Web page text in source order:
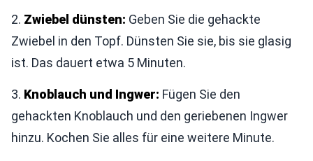
2. Zwiebel dünsten: Geben Sie die gehackte
Zwiebel in den Topf. Dünsten Sie sie, bis sie glasig
ist. Das dauert etwa 5 Minuten.
3. Knoblauch und Ingwer: Fügen Sie den
gehackten Knoblauch und den geriebenen Ingwer
hinzu. Kochen Sie alles für eine weitere Minute.